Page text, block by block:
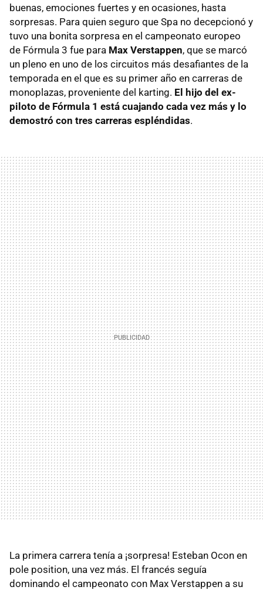
buenas, emociones fuertes y en ocasiones, hasta
sorpresas. Para quien seguro que Spa no decepcionó y
tuvo una bonita sorpresa en el campeonato europeo
de Fórmula 3 fue para Max Verstappen, que se marcó
un pleno en uno de los circuitos más desafiantes de la
temporada en el que es su primer año en carreras de
monoplazas, proveniente del karting. El hijo del ex-
piloto de Fórmula 1 está cuajando cada vez más y lo
demostró con tres carreras espléndidas.
La primera carrera tenía a ¡sorpresa! Esteban Ocon en
pole position, una vez más. El francés seguía
dominando el campeonato con Max Verstappen a su